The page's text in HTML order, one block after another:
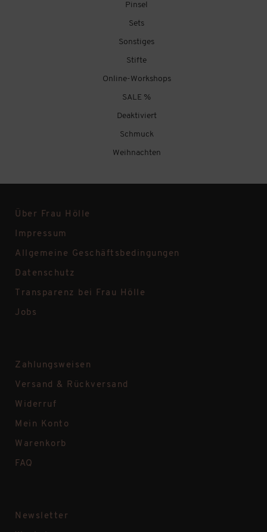
Pinsel
Sets
Sonstiges
Stifte
Online-Workshops
SALE %
Deaktiviert
Schmuck
Weihnachten
Über Frau Hölle
Impressum
Allgemeine Geschäftsbedingungen
Datenschutz
Transparenz bei Frau Hölle
Jobs
Zahlungsweisen
Versand & Rückversand
Widerruf
Mein Konto
Warenkorb
FAQ
Newsletter